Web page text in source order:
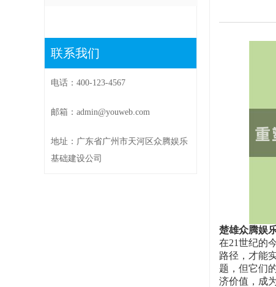
联系我们
电话：400-123-4567
邮箱：admin@youweb.com
地址：广东省广州市天河区众腾娱乐
基础建设公司
楚雄众腾娱
在21世纪的
路径，才能
题，但它们
济价值，成